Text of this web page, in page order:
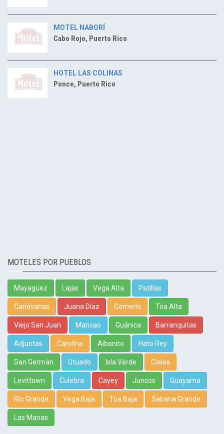
MOTEL NABORÍ
Cabo Rojo, Puerto Rico
HOTEL LAS COLINAS
Ponce, Puerto Rico
MOTELES POR PUEBLOS
Mayagüez Lajas Vega Alta Patillas
Canóvanas Juana Díaz Comerío Toa Alta
Viejo San Juan Maricao Guánica Barranquitas
Adjuntas Carolina Aibonito Hato Rey
San Germán Utuado Isla Verde Ciales
Levittown Culebra Cayey Juncos Guayama
Río Grande Vega Baja Toa Baja Sabana Grande
Las Marías